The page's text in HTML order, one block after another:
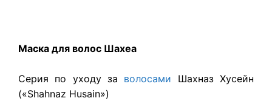
Маска для волос Шахеа
Серия по уходу за волосами Шахназ Хусейн
(«Shahnaz Husain»)